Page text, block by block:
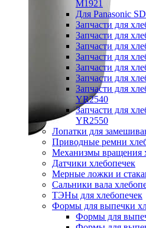
M1921
Для Panasonic
Запчасти для
Запчасти для
Запчасти для
Запчасти для
Запчасти для
Запчасти для
Запчасти для
YR2540
Запчасти для
YR2550
Лопатки для
Приводные ремни
Механизмы вращения
Датчики хлебопечек
Мерные ложки и
Сальники вала
ТЭНы для хлебопечек
Формы для выпечки
Формы для